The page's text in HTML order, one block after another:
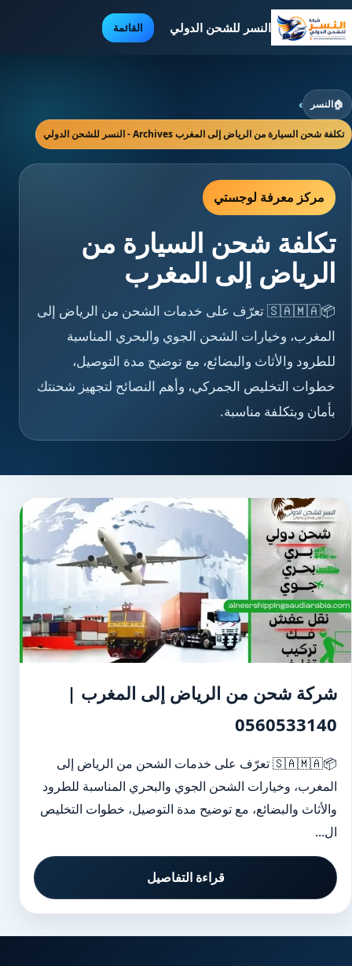
النسر للشحن الدولي القائمة
🏠النسر ›
تكلفة شحن السيارة من الرياض إلى المغرب Archives - النسر للشحن الدولي
مركز معرفة لوجستي
تكلفة شحن السيارة من
الرياض إلى المغرب
📦🇸🇦🇲🇦 تعرّف على خدمات الشحن من الرياض إلى
المغرب، وخيارات الشحن الجوي والبحري المناسبة
للطرود والأثاث والبضائع، مع توضيح مدة التوصيل،
خطوات التخليص الجمركي، وأهم النصائح لتجهيز شحنتك
بأمان وبتكلفة مناسبة.
شركة شحن من الرياض إلى المغرب |
0560533140
📦🇸🇦🇲🇦 تعرّف على خدمات الشحن من الرياض إلى
المغرب، وخيارات الشحن الجوي والبحري المناسبة للطرود
والأثاث والبضائع، مع توضيح مدة التوصيل، خطوات التخليص
ال...
قراءة التفاصيل